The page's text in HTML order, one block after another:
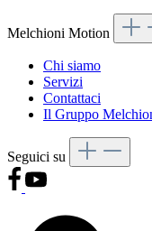
Melchioni Motion
Chi siamo
Servizi
Contattaci
Il Gruppo
Seguici su